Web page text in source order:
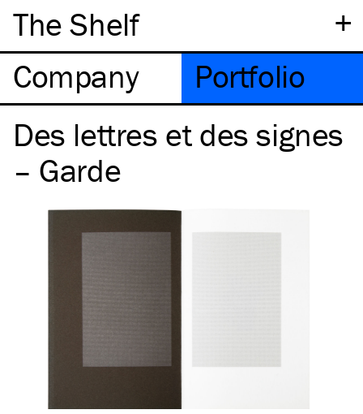
+
The Shelf
Company
Portfolio
Des lettres et des signes
– Garde